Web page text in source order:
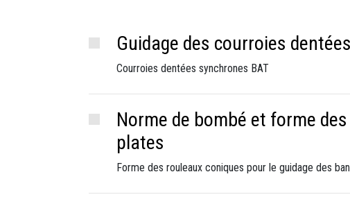
Guidage des courroies dentées
Courroies dentées synchrones BAT
Norme de bombé et forme
plates
Forme des rouleaux coniques pour le guidage des